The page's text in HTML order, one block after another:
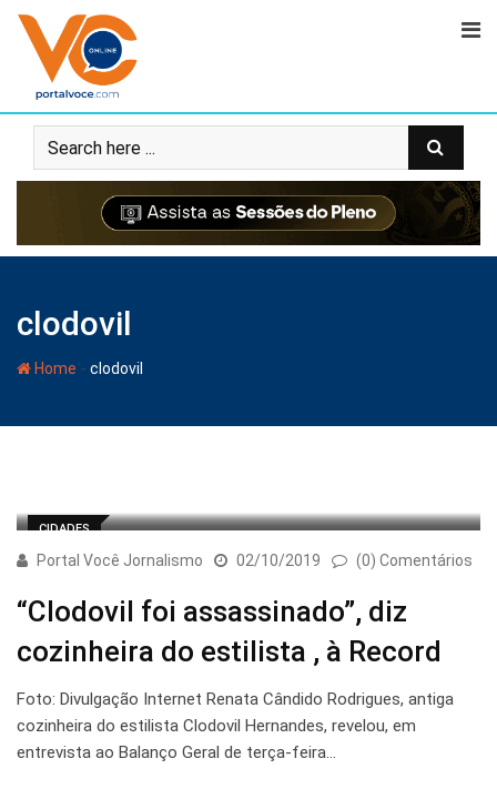
clodovil
Home - clodovil
CIDADES
Portal Você Jornalismo 02/10/2019 (0) Comentários
“Clodovil foi assassinado”, diz
cozinheira do estilista , à Record
Foto: Divulgação Internet Renata Cândido Rodrigues, antiga
cozinheira do estilista Clodovil Hernandes, revelou, em
entrevista ao Balanço Geral de terça-feira…